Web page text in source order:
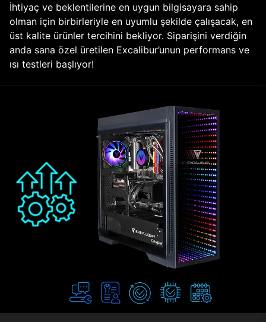
İhtiyaç ve beklentilerine en uygun bilgisayara sahip
olman için birbirleriyle en uyumlu şekilde çalışacak, en
üst kalite ürünler tercihini bekliyor. Siparişini verdiğin
anda sana özel üretilen Excalibur’unun performans ve
ısı testleri başlıyor!